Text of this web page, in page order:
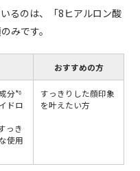
るのは、「8ヒアルロン酸
みです。
おすすめの方
分*⁶
ドロ
っき
使用
すっきりした顔印象
を叶えたい方